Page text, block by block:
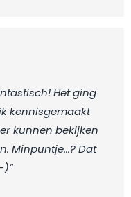
Het ging
kennisgemaakt
kunnen bekijken
Minpuntje...? Dat
)“